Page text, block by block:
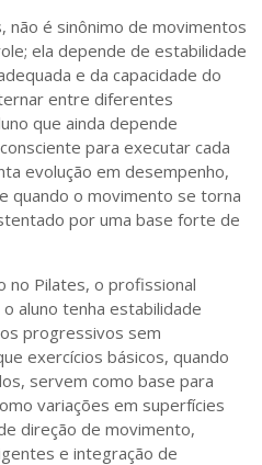
não é sinônimo de movimentos
ela depende de estabilidade
e da capacidade do
entre diferentes
que ainda depende
para executar cada
evolução em desempenho,
quando o movimento se torna
por uma base forte de
no Pilates, o profissional
aluno tenha estabilidade
progressivos sem
exercícios básicos, quando
servem como base para
variações em superfícies
direção de movimento,
e integração de